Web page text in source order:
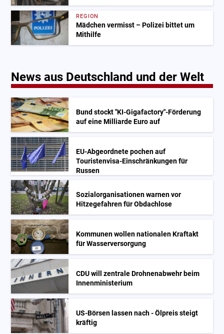
REGION
Mädchen vermisst – Polizei bittet um
Mithilfe
News aus Deutschland und der Welt
Bund stockt "KI-Gigafactory"-Förderung
auf eine Milliarde Euro auf
EU-Abgeordnete pochen auf
Touristenvisa-Einschränkungen für
Russen
Sozialorganisationen warnen vor
Hitzegefahren für Obdachlose
Kommunen wollen nationalen Kraftakt
für Wasserversorgung
CDU will zentrale Drohnenabwehr beim
Innenministerium
US-Börsen lassen nach - Ölpreis steigt
kräftig